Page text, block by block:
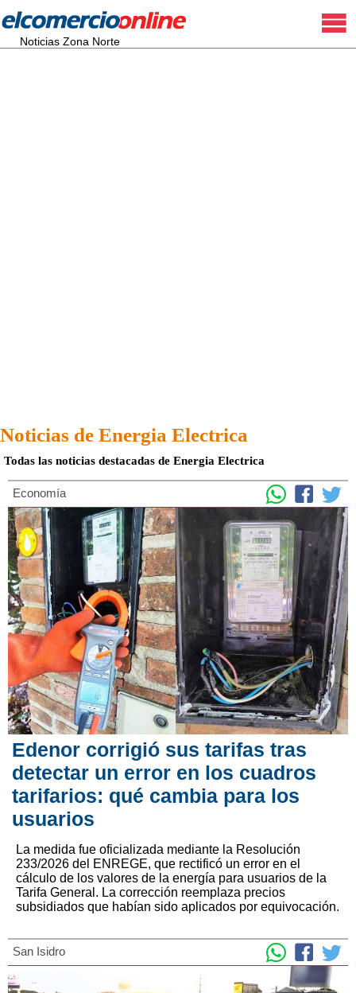
Noticias Zona Norte
Noticias de Energia Electrica
Todas las noticias destacadas de Energia Electrica
Economía
Edenor corrigió sus tarifas tras
detectar un error en los cuadros
tarifarios: qué cambia para los
usuarios
La medida fue oficializada mediante la Resolución
233/2026 del ENREGE, que rectificó un error en el
cálculo de los valores de la energía para usuarios de la
Tarifa General. La corrección reemplaza precios
subsidiados que habían sido aplicados por equivocación.
San Isidro